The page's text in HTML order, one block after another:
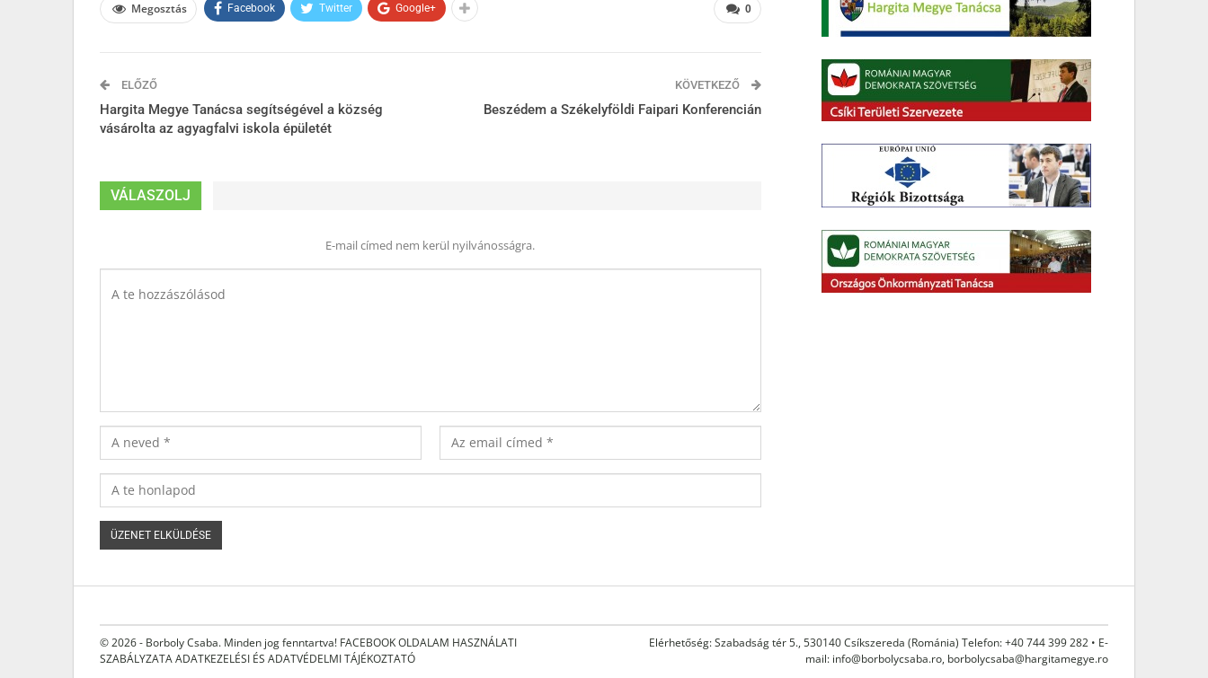
0
Megosztás Facebook Twitter Google+
ELŐZŐ
Hargita Megye Tanácsa segítségével a község
vásárolta az agyagfalvi iskola épületét
KÖVETKEZŐ
Beszédem a Székelyföldi Faipari Konferencián
VÁLASZOLJ
E-mail címed nem kerül nyilvánosságra.
© 2026 - Borboly Csaba. Minden jog fenntartva! FACEBOOK OLDALAM HASZNÁLATI
SZABÁLYZATAADATKEZELÉSI ÉS ADATVÉDELMI TÁJÉKOZTATÓ
Elérhetőség: Szabadság tér 5., 530140 Csíkszereda (Románia) Telefon: +40 744 399 282 • E-
mail: info@borbolycsaba.ro, borbolycsaba@hargitamegye.ro